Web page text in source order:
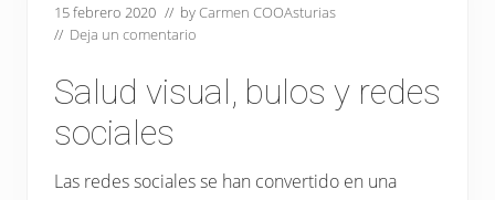
Información,
eventos
noticias
interés
profesional.
15 febrero 2020 // byCarmen COOAsturias
// Deja un comentario
Salud visual, bulos y redes
sociales
Las redes sociales se han convertido en una